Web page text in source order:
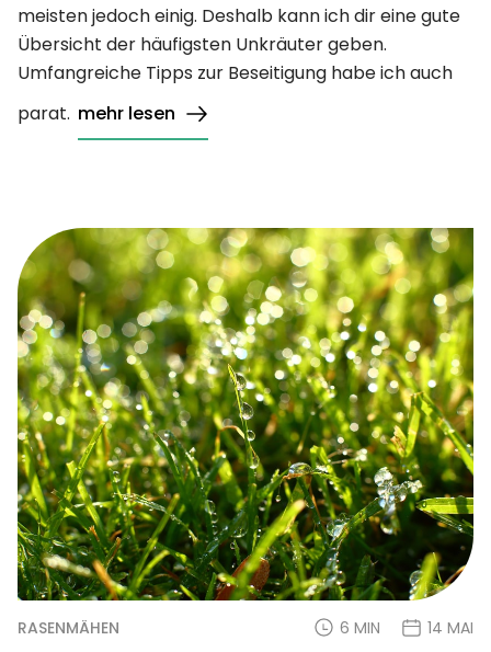
meisten jedoch einig. Deshalb kann ich dir eine gute
Übersicht der häufigsten Unkräuter geben.
Umfangreiche Tipps zur Beseitigung habe ich auch
parat. mehr lesen
RASENMÄHEN 6 MIN 14 MAI